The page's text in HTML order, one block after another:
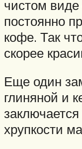
чистом виде
постоянно
кофе. Так
скорее
Еще один
глиняной и
хрупкости